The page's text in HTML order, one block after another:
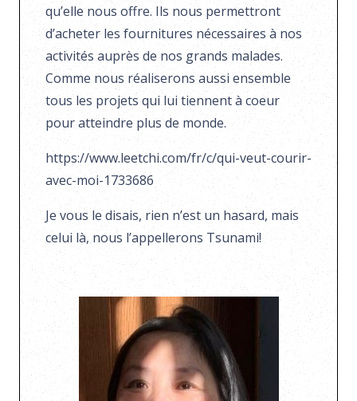
qu’elle nous offre. Ils nous permettront
d’acheter les fournitures nécessaires à nos
activités auprès de nos grands malades.
Comme nous réaliserons aussi ensemble
tous les projets qui lui tiennent à coeur
pour atteindre plus de monde.
https://www.leetchi.com/fr/c/qui-veut-courir-
avec-moi-1733686
Je vous le disais, rien n’est un hasard, mais
celui là, nous l’appellerons Tsunami!